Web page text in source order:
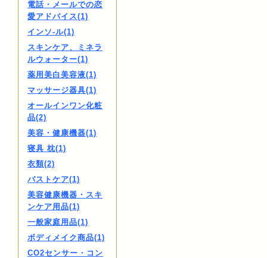
電話・メールでの恋
愛アドバイス(1)
インソ-ル(1)
スキンケア、ミネラ
ルウォーター(1)
薬用美白美容液(1)
マッサージ器具(1)
オールインワン化粧
品(2)
美容・健康機器(1)
寝具 枕(1)
衣類(2)
バストケア(1)
美容健康機器・スキ
ンケア用品(1)
一般家庭用品(1)
ボディメイク商品(1)
CO2センサー・コン